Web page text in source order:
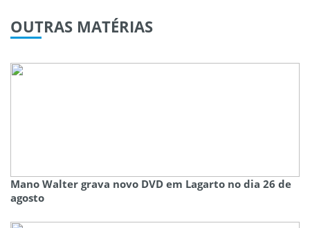
OUTRAS MATÉRIAS
Mano Walter grava novo DVD em Lagarto no dia 26 de
agosto